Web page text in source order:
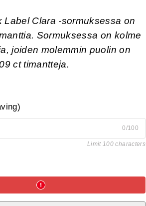
Label Clara -sormuksessa on
Sormuksessa on kolme
joiden molemmin puolin on
ct timantteja.
0/100
Limit 100 characters